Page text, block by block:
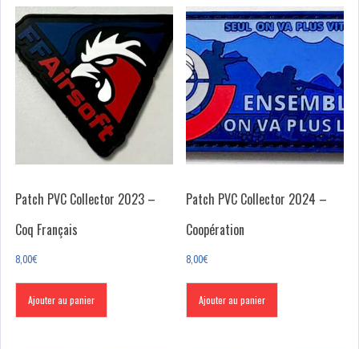
Patch PVC Collector 2023 –
Coq Français
8,00€
Ajouter au panier
Patch PVC Collector 2024 –
Coopération
8,00€
Ajouter au panier